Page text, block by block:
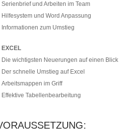
Serienbrief und Arbeiten im Team
Hilfesystem und Word Anpassung
Informationen zum Umstieg
EXCEL
Die wichtigsten Neuerungen auf einen Blick
Der schnelle Umstieg auf Excel
Arbeitsmappen im Griff
Effektive Tabellenbearbeitung